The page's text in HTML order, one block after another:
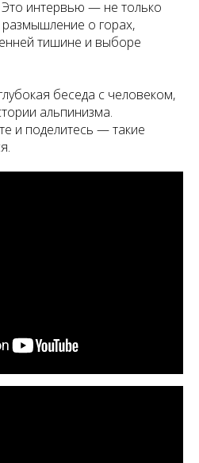
Это интервью — не только
размышление о горах,
тишине и выборе
беседа с человеком,
альпинизма.
и поделитесь — такие